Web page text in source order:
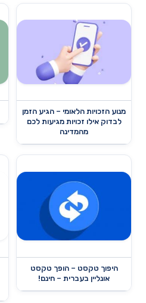
מנוע הזכויות הלאומי – הגיע הזמן
לבדוק אילו זכויות מגיעות לכם
מהמדינה
היפוך טקסט – הופך טקסט
אונליין בעברית – חינם!